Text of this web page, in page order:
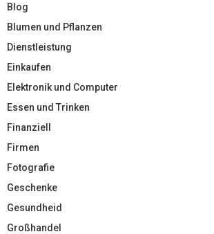
Blog
Blumen und Pflanzen
Dienstleistung
Einkaufen
Elektronik und Computer
Essen und Trinken
Finanziell
Firmen
Fotografie
Geschenke
Gesundheid
Großhandel